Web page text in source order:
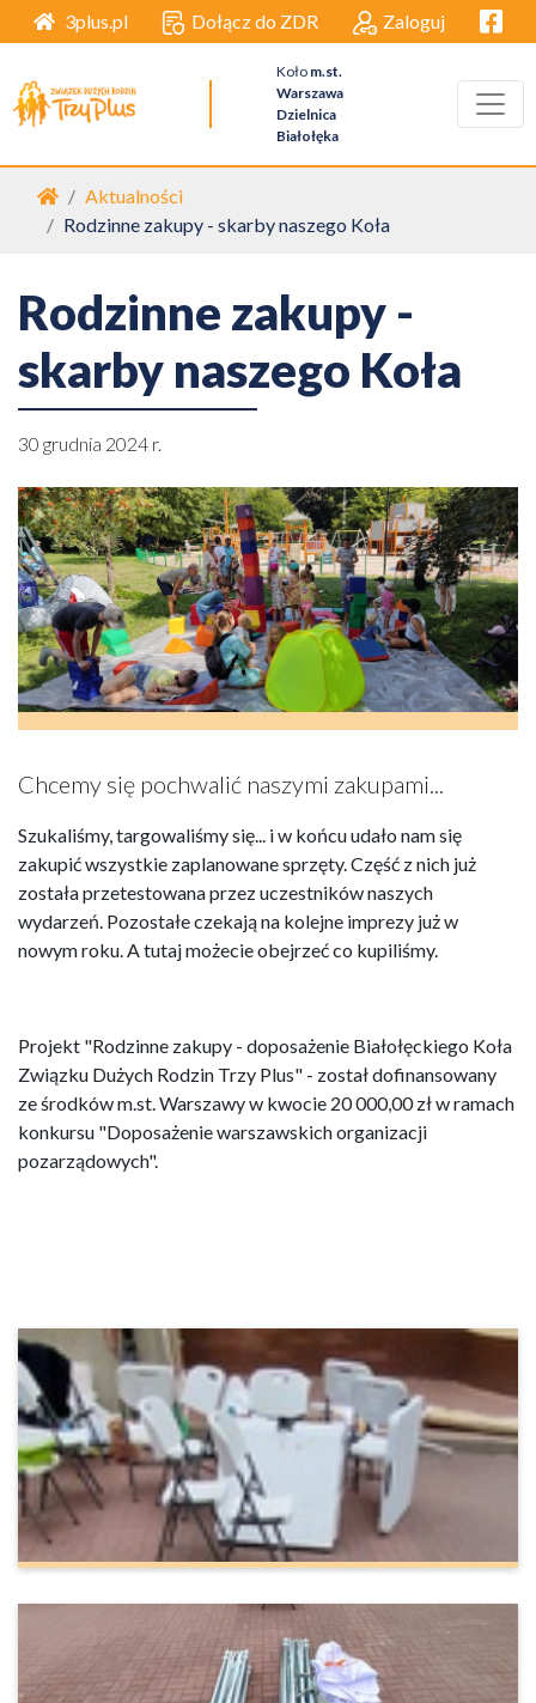
3plus.pl Dołącz do ZDR Zaloguj
Koło m.st.
Warszawa
Dzielnica
Białołęka
Strona główna
Aktualności
Rodzinne zakupy - skarby naszego Koła
Rodzinne zakupy -
skarby naszego Koła
30 grudnia 2024 r.
Chcemy się pochwalić naszymi zakupami...
Szukaliśmy, targowaliśmy się... i w końcu udało nam się
zakupić wszystkie zaplanowane sprzęty. Część z nich już
została przetestowana przez uczestników naszych
wydarzeń. Pozostałe czekają na kolejne imprezy już w
nowym roku. A tutaj możecie obejrzeć co kupiliśmy.
Projekt "Rodzinne zakupy - doposażenie Białołęckiego Koła
Związku Dużych Rodzin Trzy Plus" - został dofinansowany
ze środków m.st. Warszawy w kwocie 20 000,00 zł w ramach
konkursu "Doposażenie warszawskich organizacji
pozarządowych".